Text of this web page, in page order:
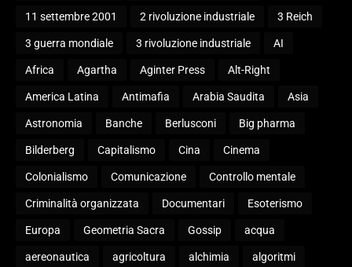
11 settembre 2001 2 rivoluzione industriale 3 Reich
3 guerra mondiale 3 rivoluzione industriale AI
Africa Agartha Aginter Press Alt-Right
America Latina Antimafia Arabia Saudita Asia
Astronomia Banche Berlusconi Big pharma
Bilderberg Capitalismo Cina Cinema
Colonialismo Comunicazione Controllo mentale
Criminalità organizzata Documentari Esoterismo
Europa Geometria Sacra Gossip acqua
aereonautica agricoltura alchimia algoritmi